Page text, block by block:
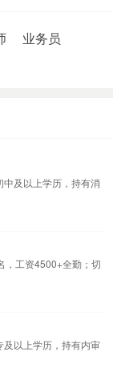
业务员
及以上学历，持有消
，工资4500+全勤；切
以上学历，持有内审